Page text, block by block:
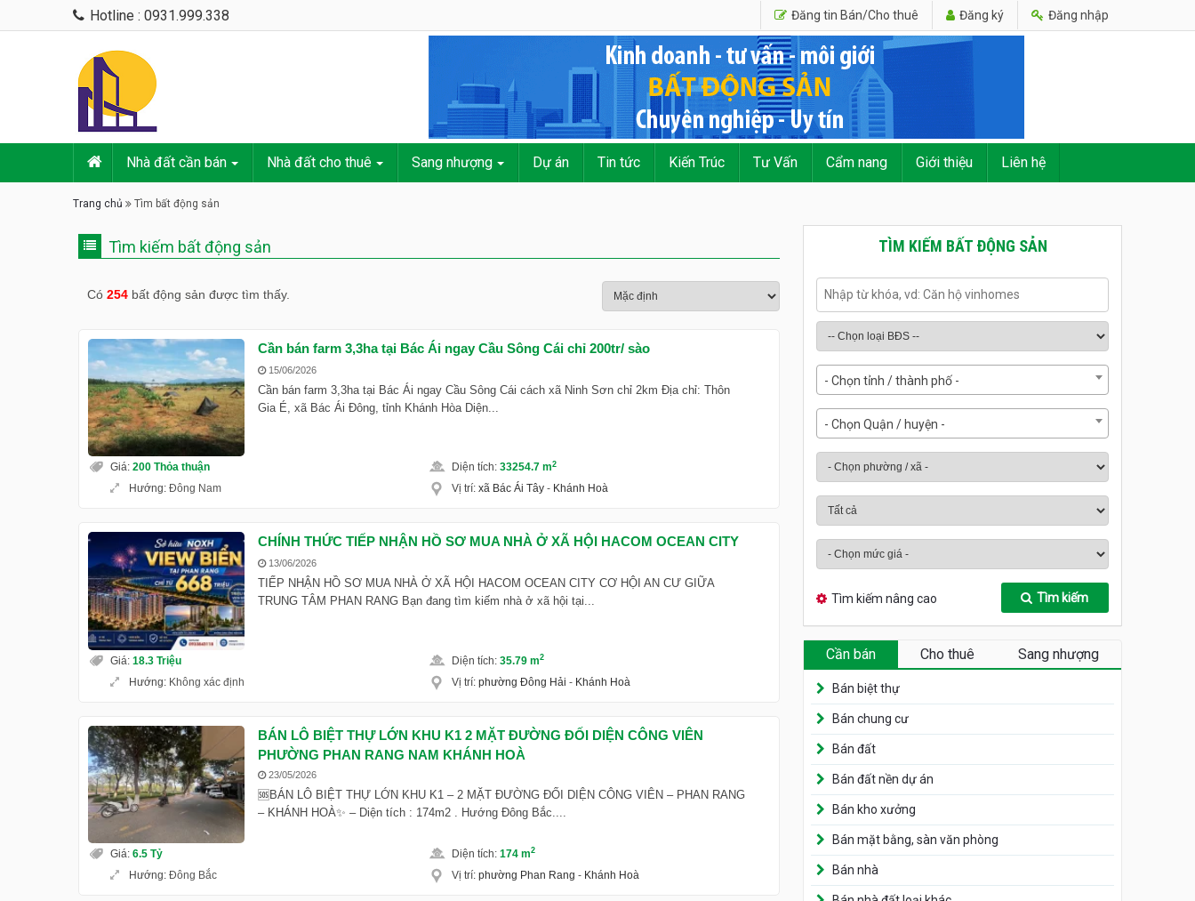
Hotline : 0931.999.338 Đăng tin Bán/Cho thuê Đăng ký Đăng nhập
Nhà đất cần bán Nhà đất cho thuê Sang nhượng Dự án Tin tức Kiến Trúc Tư Vấn Cẩm nang Giới thiệu Liên hệ
Trang chủ Tìm bất động sản
Tìm kiếm bất động sản
Có 254 bất động sản được tìm thấy.
Cần bán farm 3,3ha tại Bác Ái ngay Cầu Sông Cái chỉ 200tr/ sào
15/06/2026
Cần bán farm 3,3ha tại Bác Ái ngay Cầu Sông Cái cách xã Ninh Sơn chỉ 2km Địa chỉ: Thôn
Gia É, xã Bác Ái Đông, tỉnh Khánh Hòa Diện...
Giá: 200 Thỏa thuận Diện tích:33254.7 m2
Hướng: Đông Nam Vị trí: xã Bác Ái Tây- Khánh Hoà
CHÍNH THỨC TIẾP NHẬN HỒ SƠ MUA NHÀ Ở XÃ HỘI HACOM OCEAN CITY
13/06/2026
TIẾP NHẬN HỒ SƠ MUA NHÀ Ở XÃ HỘI HACOM OCEAN CITY CƠ HỘI AN CƯ GIỮA
TRUNG TÂM PHAN RANG Bạn đang tìm kiếm nhà ở xã hội tại...
Giá: 18.3 Triệu Diện tích:35.79 m2
Hướng: Không xác định Vị trí: phường Đông Hải - Khánh Hoà
BÁN LÔ BIỆT THỰ LỚN KHU K1 2 MẶT ĐƯỜNG ĐỐI DIỆN CÔNG VIÊN
PHƯỜNG PHAN RANG NAM KHÁNH HOÀ
23/05/2026
🆘BÁN LÔ BIỆT THỰ LỚN KHU K1 – 2 MẶT ĐƯỜNG ĐỐI DIỆN CÔNG VIÊN – PHAN RANG
– KHÁNH HOÀ✨ – Diện tích : 174m2 . Hướng Đông Bắc....
Giá: 6.5 Tỷ Diện tích:174 m2
Hướng: Đông Bắc Vị trí: phường Phan Rang - Khánh Hoà
TÌM KIẾM BẤT ĐỘNG SẢN
- Chọn tỉnh / thành phố -
- Chọn Quận / huyện -
Tìm kiếm nâng cao Tìm kiếm
Cần bán Cho thuê Sang nhượng
Bán biệt thự
Bán chung cư
Bán đất
Bán đất nền dự án
Bán kho xưởng
Bán mặt bằng, sàn văn phòng
Bán nhà